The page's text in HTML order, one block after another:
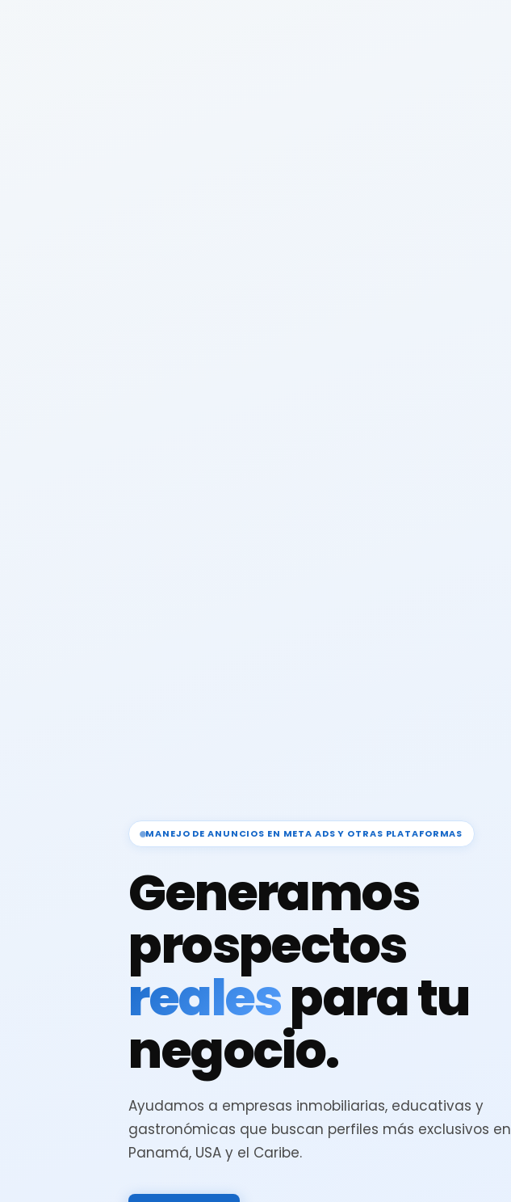
MANEJO DE ANUNCIOS EN META ADS Y OTRAS PLATAFORMAS
Generamos
prospectos
realespara tu
negocio.
Ayudamos a empresas inmobiliarias, educativas y
gastronómicas que buscan perfiles más exclusivos en
Panamá, USA y el Caribe.